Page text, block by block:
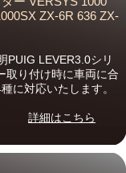
ZX-6R 636 ZX-
PUIG LEVER3.0シリ
取り付け時に車両に合
に対応いたします。
詳細はこちら